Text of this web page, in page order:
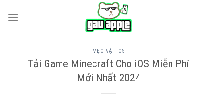
MẸO VẶT IOS
Tải Game Minecraft Cho iOS Miễn Phí
Mới Nhất 2024